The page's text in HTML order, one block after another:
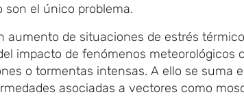
son el único problema.
aumento de situaciones de estrés
impacto de fenómenos meteorológicos
o tormentas intensas. A ello se suma
asociadas a vectores como